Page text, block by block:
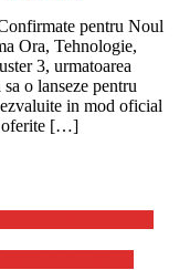
pentru Noul
Ora, Tehnologie,
3, urmatoarea
o lanseze pentru
in mod oficial
oferite […]